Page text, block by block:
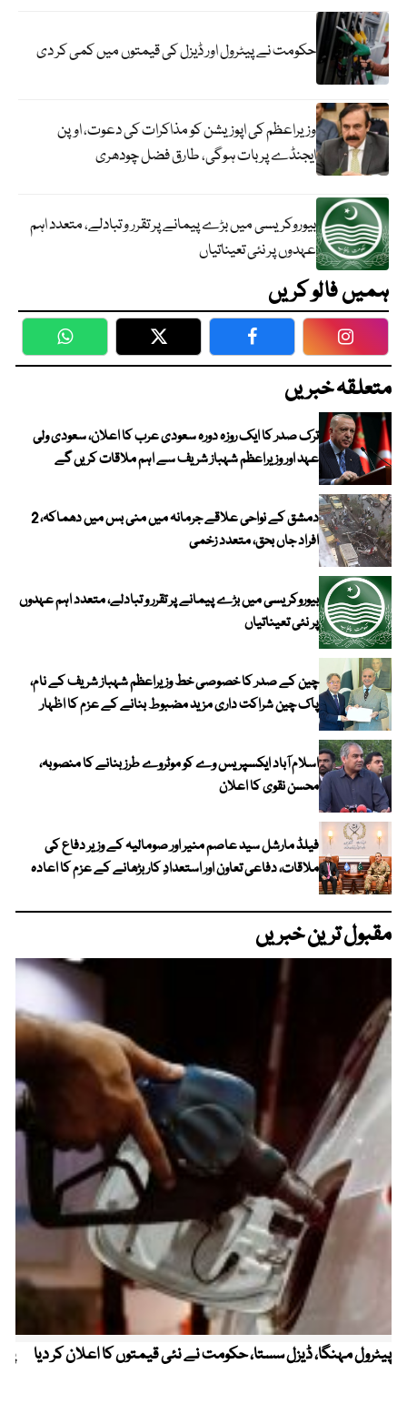
حکومت نے پیٹرول اور ڈیزل کی قیمتوں میں کمی کر دی
وزیراعظم کی اپوزیشن کو مذاکرات کی دعوت، اوپن
ایجنڈے پر بات ہوگی، طارق فضل چودھری
بیوروکریسی میں بڑے پیمانے پر تقرر و تبادلے، متعدد اہم
عہدوں پر نئی تعیناتیاں
ہمیں فالو کریں
WhatsApp Twitter Facebook
متعلقہ خبریں
ترک صدر کا ایک روزہ دورہ سعودی عرب کا اعلان، سعودی ولی
عہد اور وزیراعظم شہباز شریف سے اہم ملاقات کریں گے
دمشق کے نواحی علاقے جرمانہ میں منی بس میں دھماکہ، 2
افراد جاں بحق، متعدد زخمی
بیوروکریسی میں بڑے پیمانے پر تقرر و تبادلے، متعدد اہم عہدوں
پر نئی تعیناتیاں
چین کے صدر کا خصوصی خط وزیراعظم شہباز شریف کے نام،
پاک چین شراکت داری مزید مضبوط بنانے کے عزم کا اظہار
اسلام آباد ایکسپریس وے کو موٹروے طرز بنانے کا منصوبہ،
محسن نقوی کا اعلان
فیلڈ مارشل سید عاصم منیر اور صومالیہ کے وزیر دفاع کی
ملاقات، دفاعی تعاون اور استعدادِ کار بڑھانے کے عزم کا اعادہ
مقبول ترین خبریں
پیٹرول مہنگا، ڈیزل سستا، حکومت نے نئی قیمتوں کا اعلان کر دیا